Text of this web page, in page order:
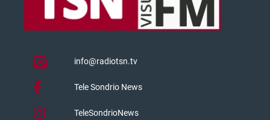
info@radiotsn.tv
Tele Sondrio News
TeleSondrioNews